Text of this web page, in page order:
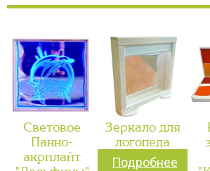
Световое
Панно-
акрилайт
Зеркало для
логопеда
Подробнее